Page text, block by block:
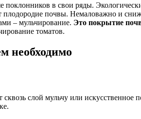
поклонников в свои ряды.
почвы. Немаловажно и
– мульчирование. Это покрытие
томатов.
необходимо
слой мульчу или искусственное